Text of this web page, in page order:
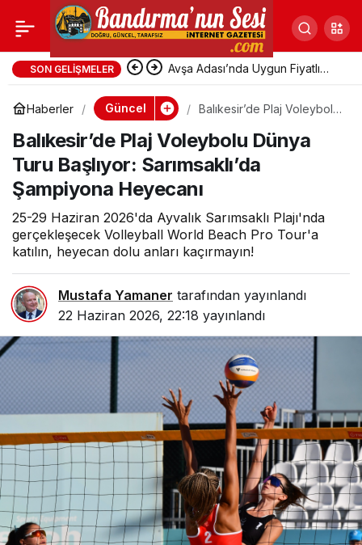
SON GELIŞMELER Avşa Adası’nda Uygun Fiyatlı
Pansiyonlara Yoğun Talep
Haberler Güncel
Balıkesir’de Plaj Voleybolu
Sarımsaklı’da Şampiyona
Heyecanı
Balıkesir’de Plaj Voleybolu Dünya
Turu Başlıyor: Sarımsaklı’da
Şampiyona Heyecanı
25-29 Haziran 2026'da Ayvalık Sarımsaklı Plajı'nda
gerçekleşecek Volleyball World Beach Pro Tour'a
katılın, heyecan dolu anları kaçırmayın!
Mustafa Yamaner tarafından yayınlandı
22 Haziran 2026, 22:18 yayınlandı
Ticaret Borsası’nda
Verimlilik, Yalın
Üretim ve Dijital
Dönüşüm Eğitimi
Gerçekleşti
Paylaş